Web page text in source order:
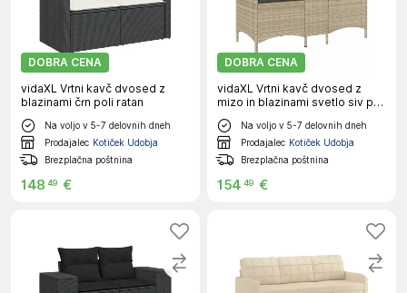
DOBRA CENA
vidaXL Vrtni kavč dvosed z
blazinami črn poli ratan
Na voljo v 5-7 delovnih dneh
Prodajalec Kotiček Udobja
Brezplačna poštnina
148 49 €
DOBRA CENA
vidaXL Vrtni kavč dvosed z
mizo in blazinami svetlo siv poli
ratan
Na voljo v 5-7 delovnih dneh
Prodajalec Kotiček Udobja
Brezplačna poštnina
154 49 €